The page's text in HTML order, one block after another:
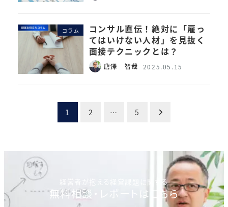
コラム
コンサル直伝！絶対に「雇っ
てはいけない人材」を見抜く
面接テクニックとは？
唐澤 智哉 2025.05.15
の
ペ
ー
1 2 … 5
経営者が抱える経営課題に関する
無料相談・レポートはこちら